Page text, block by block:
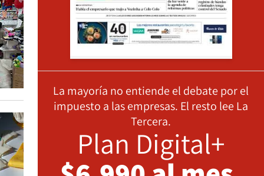
La mayoría no entiende el debate por el
impuesto a las empresas. El resto lee La
Tercera.
Plan Digital+